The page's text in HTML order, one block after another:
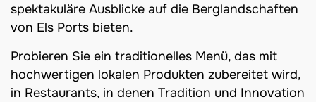
spektakuläre Ausblicke auf die Berglandschaften
von Els Ports bieten.
Probieren Sie ein traditionelles Menü, das mit
hochwertigen lokalen Produkten zubereitet wird,
in Restaurants, in denen Tradition und Innovation